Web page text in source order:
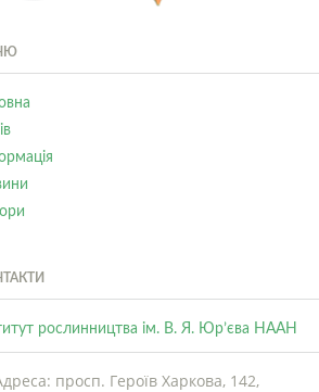
рослинництва ім. В. Я. Юр’єва НААН
просп. Героїв Харкова, 142,